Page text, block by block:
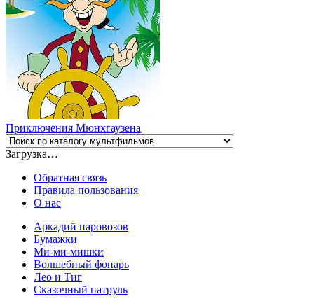
Приключения Мюнхгаузена
Загрузка…
Обратная связь
Правила пользования
О нас
Аркадий паровозов
Бумажки
Ми-ми-мишки
Волшебный фонарь
Лео и Тиг
Сказочный патруль